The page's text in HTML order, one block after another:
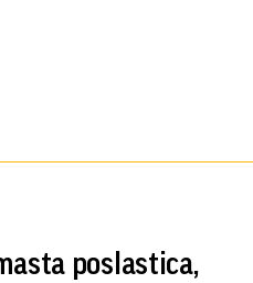
poslastica,